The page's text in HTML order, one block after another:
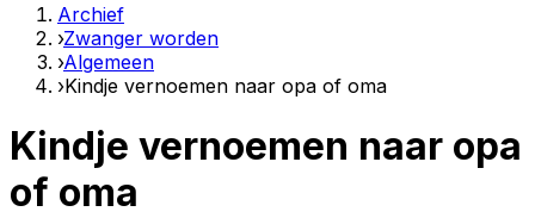
Archief
›Zwanger worden
›Algemeen
›Kindje vernoemen naar opa of oma
Kindje vernoemen naar opa
of oma